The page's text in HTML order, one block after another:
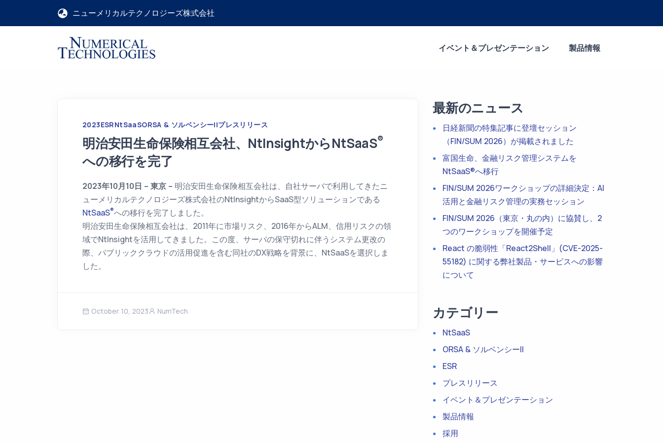
ニューメリカルテクノロジーズ株式会社
イベント＆プレゼンテーション 製品情報
2023ESRNtSaaSORSA & ソルベンシーIIプレスリリース
明治安田生命保険相互会社、NtInsightからNtSaaS®
への移行を完了
2023年10月10日 – 東京 – 明治安田生命保険相互会社は、自社サーバで利用してきたニ
ューメリカルテクノロジーズ株式会社のNtInsightからSaaS型ソリューションである
NtSaaS®への移行を完了しました。
明治安田生命保険相互会社は、2011年に市場リスク、2016年からALM、信用リスクの領
域でNtInsightを活用してきました。この度、サーバの保守切れに伴うシステム更改の
際、パブリッククラウドの活用促進を含む同社のDX戦略を背景に、NtSaaSを選択しま
した。
October 10, 2023 NumTech
最新のニュース
日経新聞の特集記事に登壇セッション
（FIN/SUM 2026）が掲載されました
富国生命、金融リスク管理システムを
NtSaaS®へ移行
FIN/SUM 2026ワークショップの詳細決定：AI
活用と金融リスク管理の実務セッション
FIN/SUM 2026（東京・丸の内）に協賛し、2
つのワークショップを開催予定
React の脆弱性「React2Shell」(CVE-2025-
55182) に関する弊社製品・サービスへの影響
について
カテゴリー
NtSaaS
ORSA & ソルベンシーII
ESR
プレスリリース
イベント＆プレゼンテーション
製品情報
採用